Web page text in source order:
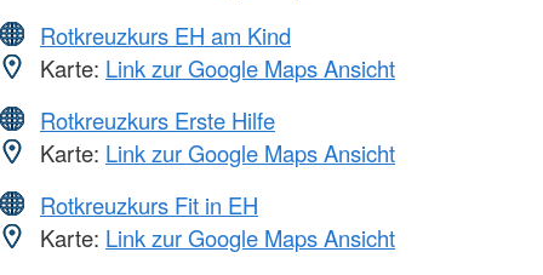
Rotkreuzkurs EH am Kind
Karte: Link zur Google Maps Ansicht
Rotkreuzkurs Erste Hilfe
Karte: Link zur Google Maps Ansicht
Rotkreuzkurs Fit in EH
Karte: Link zur Google Maps Ansicht